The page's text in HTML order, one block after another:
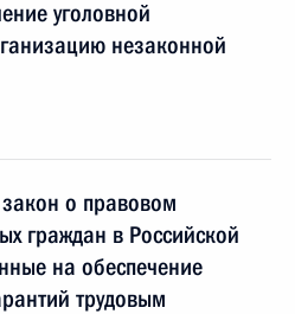
уголовной
незаконной
о правовом
граждан в Российской
на обеспечение
трудовым